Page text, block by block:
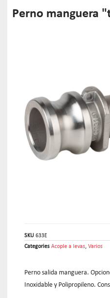
Perno manguera
SKU 633E
Categories Acople a levas Varios
Perno salida manguera.
Inoxidable y Polipropileno.